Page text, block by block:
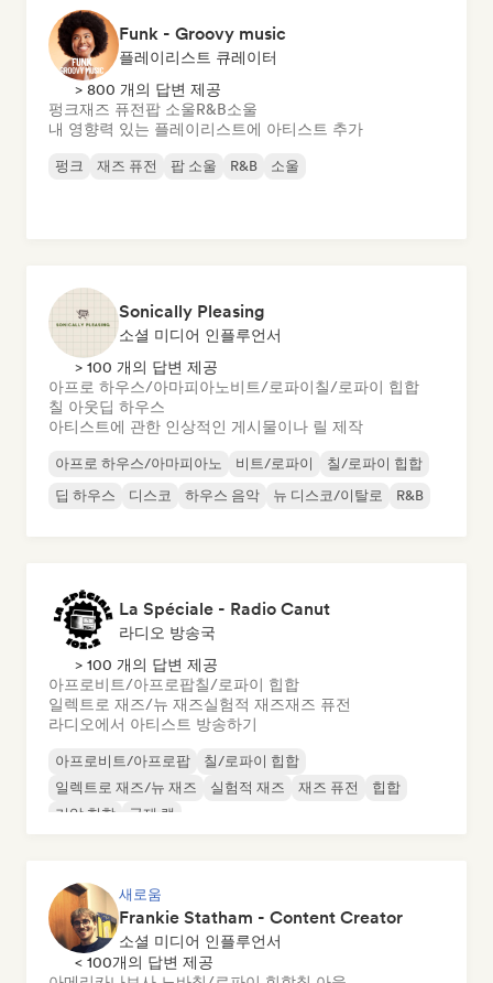
Funk - Groovy music
플레이리스트 큐레이터
> 800 개의 답변 제공
펑크재즈 퓨전팝 소울R&B소울
내 영향력 있는 플레이리스트에 아티스트 추가
펑크 재즈 퓨전 팝 소울 R&B 소울
Sonically Pleasing
소셜 미디어 인플루언서
> 100 개의 답변 제공
아프로 하우스/아마피아노비트/로파이칠/로파이 힙합
칠 아웃딥 하우스
아티스트에 관한 인상적인 게시물이나 릴 제작
아프로 하우스/아마피아노 비트/로파이
칠/로파이 힙합
딥 하우스
디스코 하우스 음악 뉴 디스코/이탈로 R&B
La Spéciale - Radio Canut
라디오 방송국
> 100 개의 답변 제공
아프로비트/아프로팝칠/로파이 힙합
일렉트로 재즈/뉴 재즈실험적 재즈재즈 퓨전
라디오에서 아티스트 방송하기
아프로비트/아프로팝
칠/로파이 힙합
일렉트로 재즈/뉴 재즈
실험적 재즈 재즈 퓨전
힙합
기악 힙합
국제 랩
새로움
Frankie Statham - Content Creator
소셜 미디어 인플루언서
< 100개의 답변 제공